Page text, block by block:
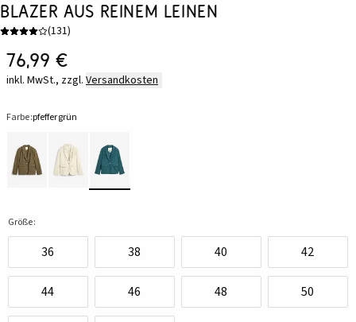
Blazer aus reinem Leinen
(131)
76,99 €
inkl. MwSt., zzgl. Versandkosten
Farbe:pfeffergrün
Größe:
36 38 40 42
44 46 48 50